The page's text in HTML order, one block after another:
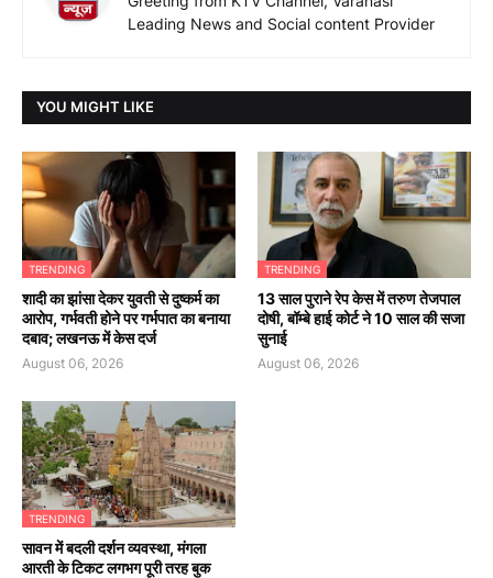
Leading News and Social content Provider
YOU MIGHT LIKE
TRENDING
शादी का झांसा देकर युवती से दुष्कर्म का
आरोप, गर्भवती होने पर गर्भपात का बनाया
दबाव; लखनऊ में केस दर्ज
August 06, 2026
TRENDING
13 साल पुराने रेप केस में तरुण तेजपाल
दोषी, बॉम्बे हाई कोर्ट ने 10 साल की सजा
सुनाई
August 06, 2026
TRENDING
सावन में बदली दर्शन व्यवस्था, मंगला
आरती के टिकट लगभग पूरी तरह बुक